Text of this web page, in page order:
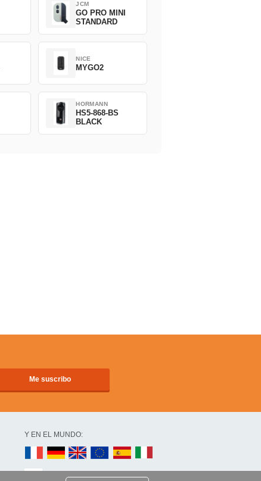
JCM
GO PRO MINI
STANDARD
NICE
MYGO2
HORMANN
HS5-868-BS
BLACK
Y EN EL MUNDO: